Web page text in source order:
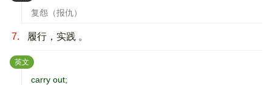
复怨（报仇）
7. 履行，实践 。
英文 ：
carry out;